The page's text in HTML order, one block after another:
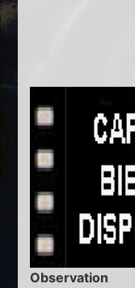
Observation